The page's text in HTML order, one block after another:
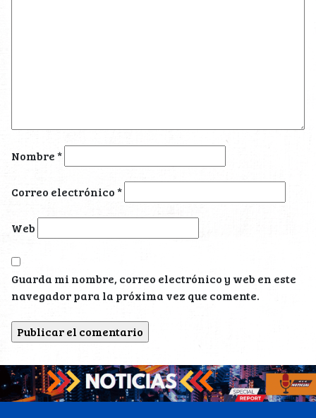
Nombre*
Correo electrónico*
Web
Guarda mi nombre, correo electrónico y web en este
navegador para la próxima vez que comente.